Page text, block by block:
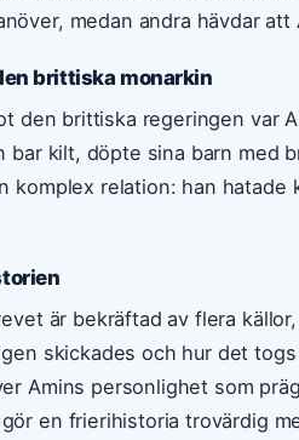
medan andra hävdar att
brittiska monarkin
den brittiska regeringen var
bar kilt, döpte sina barn med
komplex relation: han hatade
är bekräftad av flera
skickades och hur det
Amins personlighet som
en frierihistoria trovärdig